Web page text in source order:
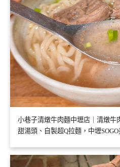
小巷子清燉牛肉麵中壢店｜清燉牛
甜湯頭、自製超Q拉麵，中壢